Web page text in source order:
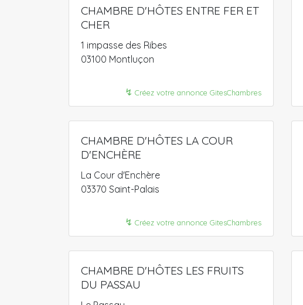
CHAMBRE D'HÔTES ENTRE FER ET
CHER
1 impasse des Ribes
03100 Montluçon
↯ Créez votre annonce GitesChambres
CHAMBRE D'HÔTES LA COUR
D'ENCHÈRE
La Cour d'Enchère
03370 Saint-Palais
↯ Créez votre annonce GitesChambres
CHAMBRE D'HÔTES LES FRUITS
DU PASSAU